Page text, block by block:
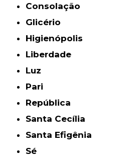
Consolação
Glicério
Higienópolis
Liberdade
Luz
Pari
República
Santa Cecília
Santa Efigênia
Sé